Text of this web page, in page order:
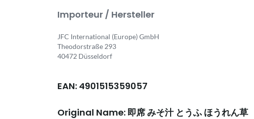
Importeur / Hersteller
JFC International (Europe) GmbH
Theodorstraße 293
40472 Düsseldorf
EAN: 4901515359057
Original Name: 即席 みそ汁 とうふ ほうれん草